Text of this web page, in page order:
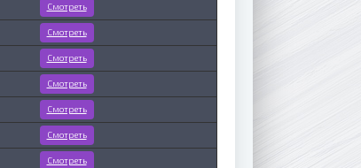
Смотреть
Смотреть
Смотреть
Смотреть
Смотреть
Смотреть
Смотреть